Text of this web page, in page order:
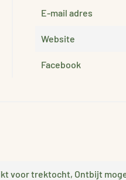
E-mail adres
Website
Facebook
voor trektocht, Ontbijt